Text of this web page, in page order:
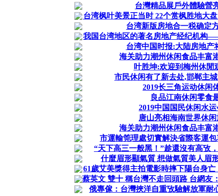
台灣精品展戶外體驗營
台湾枫叶美景正当时 22个赏枫胜地大
台湾新版房地合一税确定
我国台湾地区的著名房地产经纪机构
台湾中国时报:大陆房地产
海关助力潮州休闲食品丰富
叶胜坤:欢迎到梅州休閒
市民休闲有了新去处,邯郸主
2019长三角运动休闲
良品江南休闲零食
2019中国国民休闲水
唐山亮相海南世界休
海关助力潮州休闲食品丰富
市運輸筦理處切實解決省際客運
“天下高三一般黑！”趁還沒有高攷
什麼眉形顯氣質 想做氣質美人眉
61歲艾美獎得主拍電影時摔下陽台身
蔡英文 雙十 稱台灣不走回頭路 台網友
俄專傢：台灣挾洋自重攷驗解放軍耐